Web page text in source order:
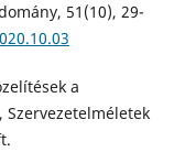
51(10), 29-
a
Szervezetelméletek